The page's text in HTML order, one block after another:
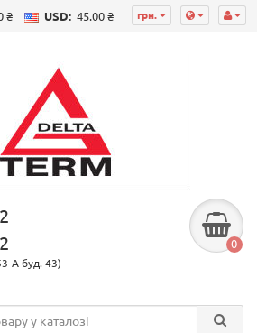
грн.
₴ USD: 45.00 ₴
А буд. 43)
0